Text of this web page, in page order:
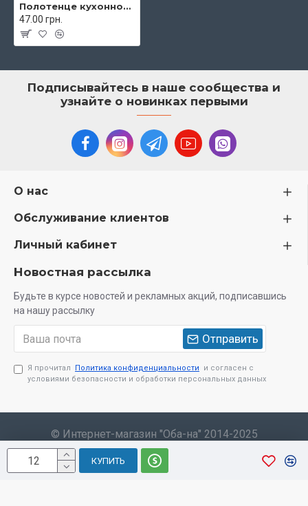
КУПИТЬ
Полотенце кухонное махровое Koloco 100% хлопок 35x70 см арт. 653-381
47.00 грн.
Подписывайтесь в наше сообщества и
узнайте о новинках первыми
О нас
Обслуживание клиентов
Личный кабинет
Новостная рассылка
Будьте в курсе новостей и рекламных акций, подписавшись
на нашу рассылку
Отправить
Я прочитал Политика конфиденциальности
и согласен с
условиями безопасности и обработки персональных данных
© Интернет-магазин "Оба-на" 2014-2025